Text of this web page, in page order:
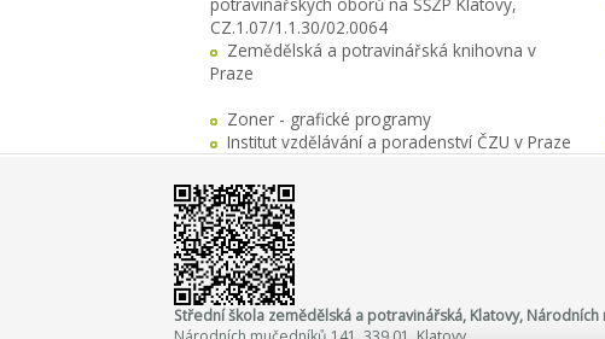
CZ.1.07/1.1.30/02.0064
Zemědělská a potravinářská knihovna v
Praze
Zoner - grafické programy
Institut vzdělávání a poradenství ČZU v Praze
Střední škola zemědělská a potravinářská, Klatovy, Národních